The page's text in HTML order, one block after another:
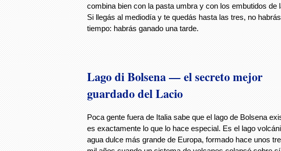
combina bien con la pasta umbra y con los embutidos de
Si llegás al mediodía y te quedás hasta las tres, no
tiempo: habrás ganado una tarde.
Lago di Bolsena — el secreto mejor
guardado del Lacio
Poca gente fuera de Italia sabe que el lago de Bolsena
es exactamente lo que lo hace especial. Es el lago
agua dulce más grande de Europa, formado hace unos